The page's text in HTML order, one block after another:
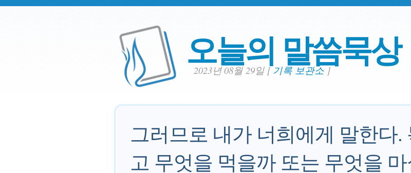
오늘의 말씀묵상
2023년 08월 29일 [기록 보관소]
그러므로 내가 너희에게 말한다.
고 무엇을 먹을까 또는 무엇을